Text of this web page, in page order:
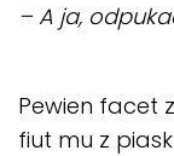
– A ja,
Pewien facet
fiut mu z